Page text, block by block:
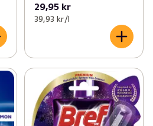
29,95 kr
39,93 kr /l